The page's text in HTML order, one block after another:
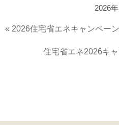
2026
« 2026住宅省エネキャンペー
住宅省エネ2026キ